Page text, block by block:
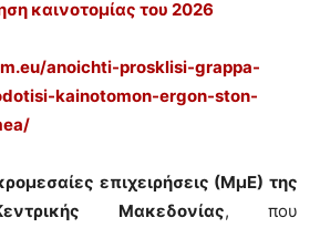
καινοτομίας του 2026
anoichti-prosklisi-grappa-
kainotomon-ergon-ston-
επιχειρήσεις (ΜμΕ) της
Μακεδονίας, που